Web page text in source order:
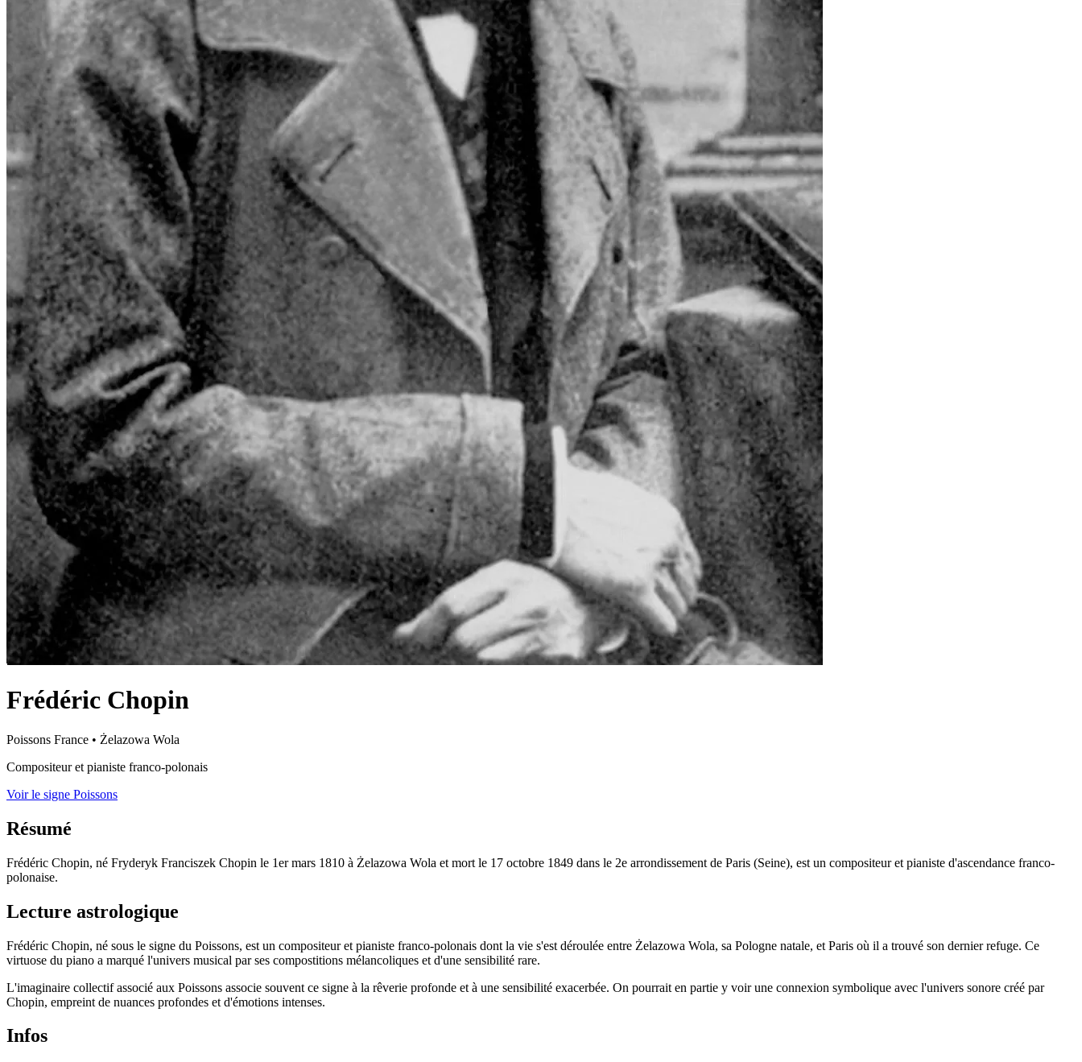
Frédéric Chopin
Poissons France • Żelazowa Wola
Compositeur et pianiste franco-polonais
Voir le signe Poissons
Résumé
Frédéric Chopin, né Fryderyk Franciszek Chopin le 1er mars 1810 à Żelazowa Wola et mort le 17 octobre 1849 dans le 2e arrondissement de Paris (Seine), est un compositeur et pianiste d'ascendance franco-
polonaise.
Lecture astrologique
Frédéric Chopin, né sous le signe du Poissons, est un compositeur et pianiste franco-polonais dont la vie s'est déroulée entre Żelazowa Wola, sa Pologne natale, et Paris où il a trouvé son dernier refuge. Ce
virtuose du piano a marqué l'univers musical par ses compostitions mélancoliques et d'une sensibilité rare.
L'imaginaire collectif associé aux Poissons associe souvent ce signe à la rêverie profonde et à une sensibilité exacerbée. On pourrait en partie y voir une connexion symbolique avec l'univers sonore créé par
Chopin, empreint de nuances profondes et d'émotions intenses.
Infos